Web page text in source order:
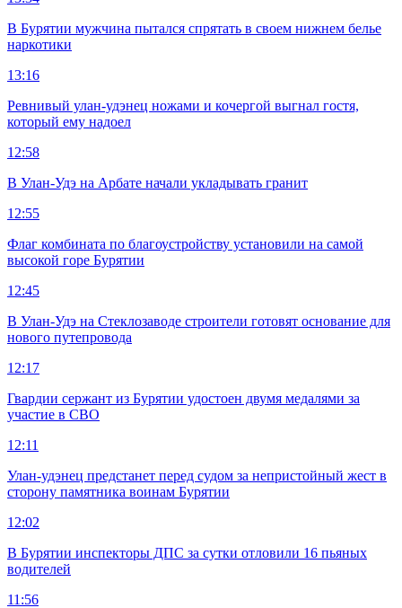
В Бурятии мужчина пытался спрятать в своем нижнем белье
наркотики
13:16
Ревнивый улан-удэнец ножами и кочергой выгнал гостя,
который ему надоел
12:58
В Улан-Удэ на Арбате начали укладывать гранит
12:55
Флаг комбината по благоустройству установили на самой
высокой горе Бурятии
12:45
В Улан-Удэ на Стеклозаводе строители готовят основание для
нового путепровода
12:17
Гвардии сержант из Бурятии удостоен двумя медалями за
участие в СВО
12:11
Улан-удэнец предстанет перед судом за непристойный жест в
сторону памятника воинам Бурятии
12:02
В Бурятии инспекторы ДПС за сутки отловили 16 пьяных
водителей
11:56